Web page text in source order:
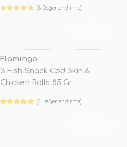
(6 Değerlendirme)
Flamingo
S Fish Snack Cod Skin &
Chicken Rolls 85 Gr
(4 Değerlendirme)